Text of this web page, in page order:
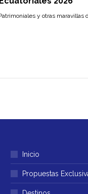
y otras maravillas
Inicio
Propuestas